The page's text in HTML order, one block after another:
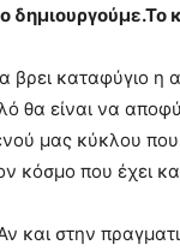
δημιουργούμε.Το
βρει καταφύγιο η
θα είναι να
μας κύκλου που
κόσμο που έχει
και στην